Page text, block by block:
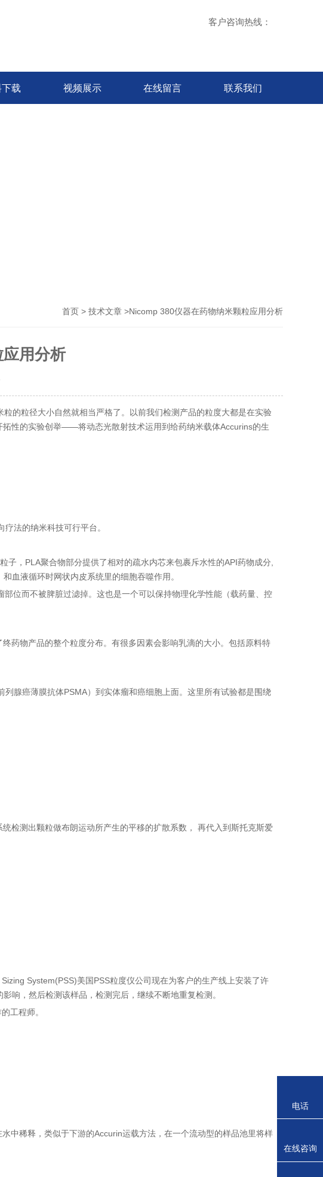
客户咨询热线：
载 视频展示 在线留言 联系我们
首页> 技术文章>Nicomp 380仪器在药物纳米颗粒应用分析
用分析
的粒径大小自然就相当严格了。以前我们检测产品的粒度大都是在实验
性的实验创举——将动态光散射技术运用到给药纳米载体Accurins的生
法的纳米科技可行平台。
，PLA聚合物部分提供了相对的疏水内芯来包裹斥水性的API药物成分,
血液循环时网状内皮系统里的细胞吞噬作用。
位而不被脾脏过滤掉。这也是一个可以保持物理化学性能（载药量、控
物产品的整个粒度分布。有很多因素会影响乳滴的大小。包括原料特
腺癌薄膜抗体PSMA）到实体瘤和癌细胞上面。这里所有试验都是围绕
检测出颗粒做布朗运动所产生的平移的扩散系数， 再代入到斯托克斯爱
System(PSS)美国PSS粒度仪公司现在为客户的生产线上安装了许
响，然后检测该样品，检测完后，继续不断地重复检测。
工程师。
中稀释，类似于下游的Accurin运载方法，在一个流动型的样品池里将样
电话
在线咨询